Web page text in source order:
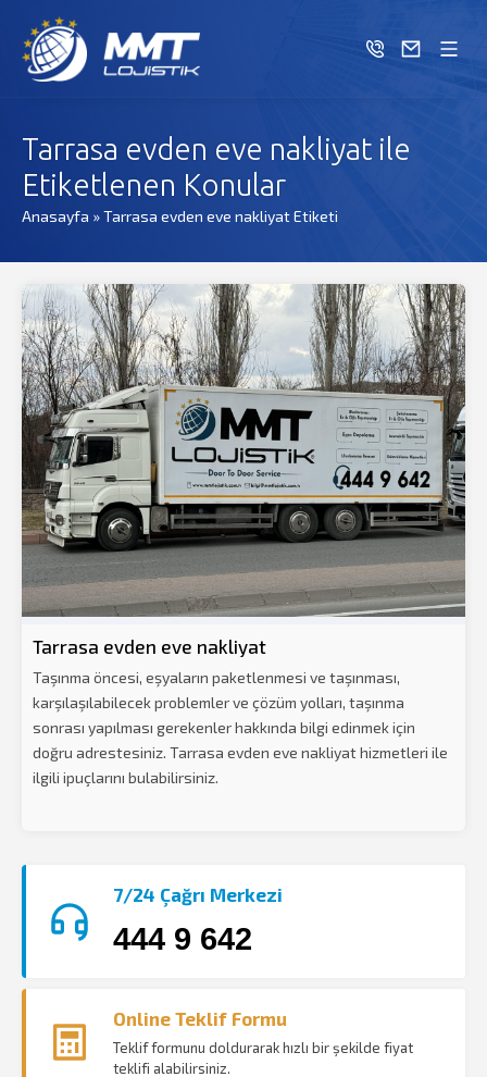
Tarrasa evden eve nakliyat ile
Etiketlenen Konular
Anasayfa »Tarrasa evden eve nakliyat Etiketi
Tarrasa evden eve nakliyat
Taşınma öncesi, eşyaların paketlenmesi ve taşınması,
karşılaşılabilecek problemler ve çözüm yolları, taşınma
sonrası yapılması gerekenler hakkında bilgi edinmek için
doğru adrestesiniz. Tarrasa evden eve nakliyat hizmetleri ile
ilgili ipuçlarını bulabilirsiniz.
7/24 Çağrı Merkezi
444 9 642
Online Teklif Formu
Teklif formunu doldurarak hızlı bir şekilde fiyat
teklifi alabilirsiniz.